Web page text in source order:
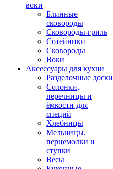
воки
Блинные
сковороды
Сковороды-гриль
Сотейники
Сковороды
Воки
Аксессуары для кухни
Разделочные доски
Солонки,
перечницы и
ёмкости для
специй
Хлебницы
Мельницы.
перцемолки и
ступки
Весы